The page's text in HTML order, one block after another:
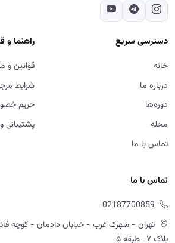
دسترسی سریع
خانه
درباره ما
دوره‌ها
مجله
تماس با ما
راهنما و
قوانین و
شرایط
حریم
پشتیبانی
تماس با ما
02187700859
تهران - شهرک غرب - خیابان دادمان - کوچه
پلاک ۷- طبقه ۵